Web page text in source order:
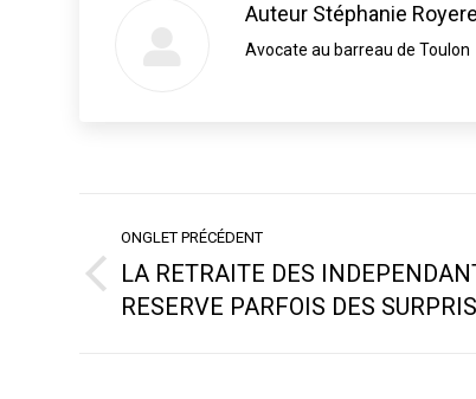
Auteur Stéphanie Royere
Avocate au barreau de Toulon
Navigation
de
commentaire
ONGLET PRÉCÉDENT
Onglet
précédent
LA RETRAITE DES
RESERVE PARFOIS DES